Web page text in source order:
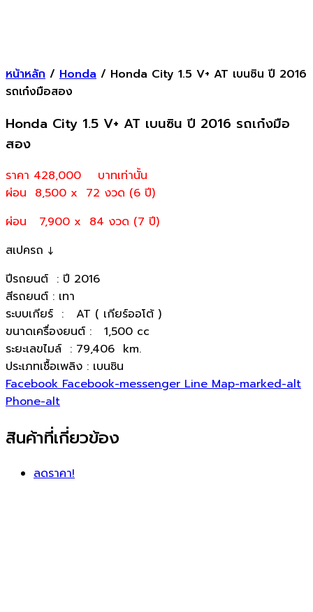
หน้าหลัก / Honda / Honda City 1.5 V+ AT เบนซิน ปี 2016
รถเก๋งมือสอง
Honda City 1.5 V+ AT เบนซิน ปี 2016 รถเก๋งมือ
สอง
ราคา 428,000
บาทเท่านั้น
ผ่อน 8,500 x 72 งวด (6 ปี)
ผ่อน 7,900 x 84 งวด (7 ปี)
สเปครถ ↓
ปีรถยนต์ : ปี 2016
สีรถยนต์ : เทา
ระบบเกียร์ : AT ( เกียร์ออโต้ )
ขนาดเครื่องยนต์ : 1,500 cc
ระยะเลขไมล์ : 79,406 km.
ประเภทเชื้อเพลิง : เบนซิน
Facebook Facebook-messenger Line Map-marked-alt
Phone-alt
สินค้าที่เกี่ยวข้อง
ลดราคา!